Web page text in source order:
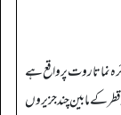
نما تاروت پر واقع ہے
مابین چند جزیروں